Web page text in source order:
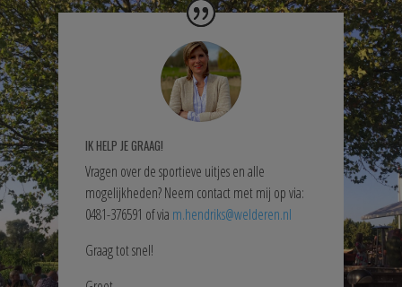
IK HELP JE GRAAG!
Vragen over de sportieve uitjes en alle
mogelijkheden? Neem contact met mij op via:
0481-376591 of via m.hendriks@welderen.nl
Graag tot snel!